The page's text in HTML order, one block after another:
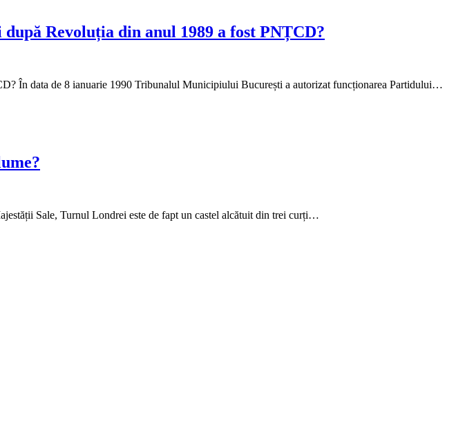
Revoluția din anul 1989 a fost PNȚCD?
În data de 8 ianuarie 1990 Tribunalul Municipiului București a autorizat funcționarea Partidului…
Sale, Turnul Londrei este de fapt un castel alcătuit din trei curți…